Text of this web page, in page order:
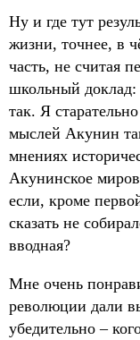
Ну и где тут
жизни, точнее, в
часть, не считая
школьный доклад:
так. Я
мыслей Акунин
мнениях
Акунинское
если, кроме
сказать не
вводная?
Мне очень
революции дали
убедительно –